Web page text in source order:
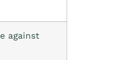
against